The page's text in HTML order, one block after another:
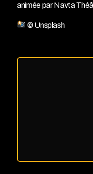
animée par Navta
© Unsplash